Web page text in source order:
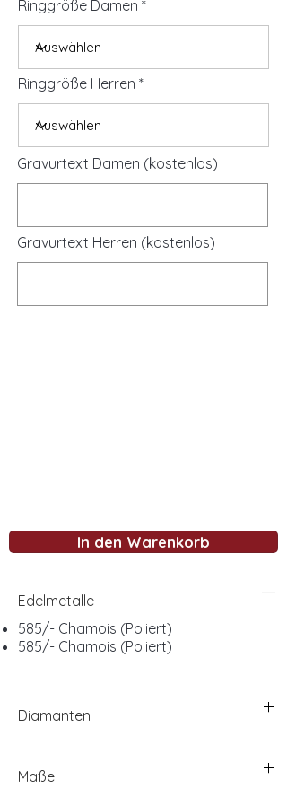
Ringgröße Damen
Ringgröße Herren
Gravurtext Damen (kostenlos)
Gravurtext Herren (kostenlos)
In den Warenkorb
Edelmetalle
585/- Chamois (Poliert)
585/- Chamois (Poliert)
Diamanten
Maße